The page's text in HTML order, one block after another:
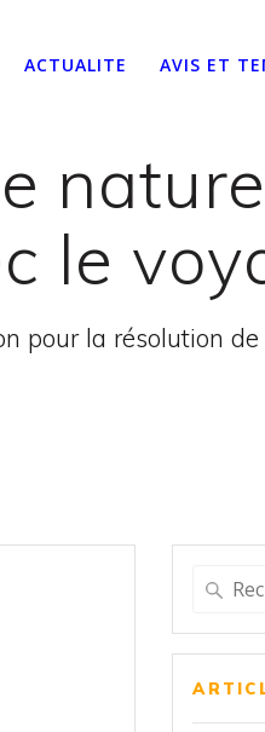
ACTUALITE AVIS ET
le
pour la résolution
pour
: